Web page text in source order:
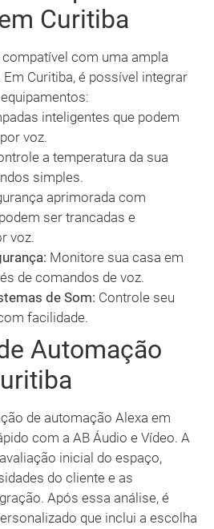
Curitiba
com uma ampla
Curitiba, é possível integrar
inteligentes que podem
voz.
a temperatura da sua
simples.
aprimorada com
ser trancadas e
voz.
Monitore sua casa em
de comandos de voz.
de Som: Controle seu
facilidade.
Automação
de automação Alexa em
com a AB Áudio e Vídeo. A
inicial do espaço,
do cliente e as
Após essa análise, é
que inclui a escolha